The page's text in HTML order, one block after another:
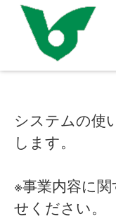
システムの使
します。
※事業内容に
せください。